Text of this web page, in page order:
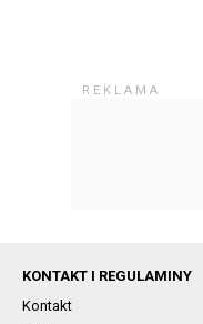
KONTAKT I REGULAMINY
Kontakt